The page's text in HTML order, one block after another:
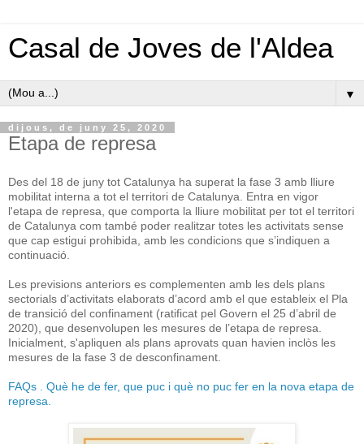
Casal de Joves de l'Aldea
▼
dijous, de juny 25, 2020
Etapa de represa
Des del 18 de juny tot Catalunya ha superat la fase 3 amb lliure
mobilitat interna a tot el territori de Catalunya. Entra en vigor
l'etapa de represa , que comporta la lliure mobilitat per tot el territori
de Catalunya com també poder realitzar totes les activitats sense
que cap estigui prohibida, amb les condicions que s’indiquen a
continuació.
Les previsions anteriors es complementen amb les dels plans
sectorials d’activitats elaborats d’acord amb el que estableix el Pla
de transició del confinament (ratificat pel Govern el 25 d’abril de
2020), que desenvolupen les mesures de l’etapa de represa.
Inicialment, s'apliquen als plans aprovats quan havien inclòs les
mesures de la fase 3 de desconfinament.
FAQs . Què he de fer, que puc i què no puc fer en la nova etapa de
represa.